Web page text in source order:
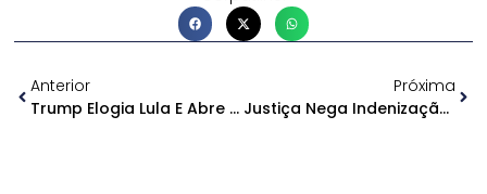
Anterior
Trump Elogia Lula E Abre Negociação Sobre Tarifas
Próxima
Justiça Nega Indenização Por Briga Entre Salazar E Daniel